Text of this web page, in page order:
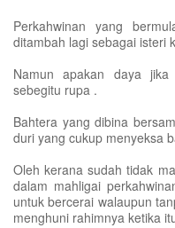
Perkahwinan yang
ditambah lagi sebagai isteri
Namun apakan daya
sebegitu rupa .
Bahtera yang dibina
duri yang cukup menyeksa
Oleh kerana sudah tidak
dalam mahligai
untuk bercerai walaupun
menghuni rahimnya ketika